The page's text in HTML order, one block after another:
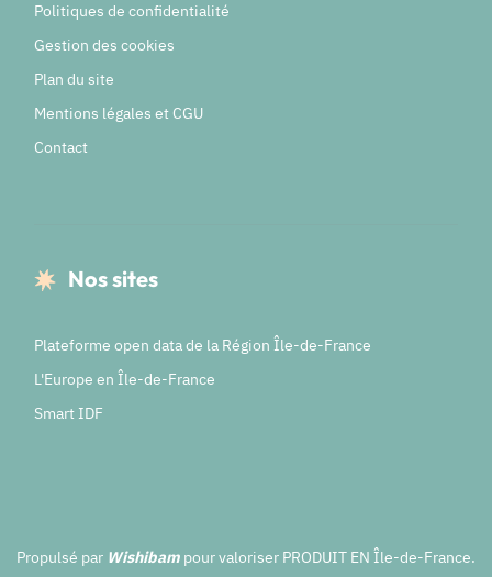
Politiques de confidentialité
Gestion des cookies
Plan du site
Mentions légales et CGU
Contact
Nos sites
Plateforme open data de la Région Île-de-France
L'Europe en Île-de-France
Smart IDF
Propulsé par Wishibam pour valoriser PRODUIT EN Île-de-France.